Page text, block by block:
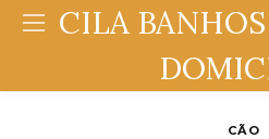
CILA
CÃO